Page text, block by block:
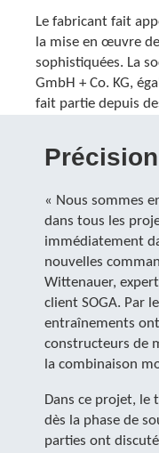
Le fabricant fait
la mise en œuvre
sophistiquées. La
GmbH + Co. KG,
fait partie depuis
« Nous sommes
dans tous les
immédiatement
nouvelles
Wittenauer, expert
client SOGA. Par
entraînements
constructeurs de
la combinaison
Dans ce projet, le
dès la phase de
parties ont